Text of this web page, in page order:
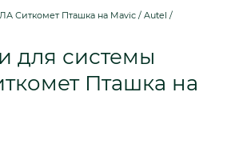
Ситкомет Пташка на Mavic / Autel /
для системы
Пташка на